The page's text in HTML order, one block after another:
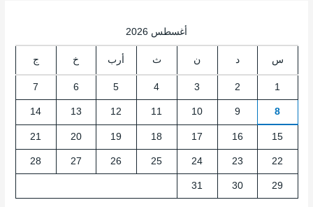
أغسطس 2026
س د ن ث أرب خ ج
1
2
3
4
5
6
7
8
9
10
11
12
13
14
15
16
17
18
19
20
21
22
23
24
25
26
27
28
29
30
31